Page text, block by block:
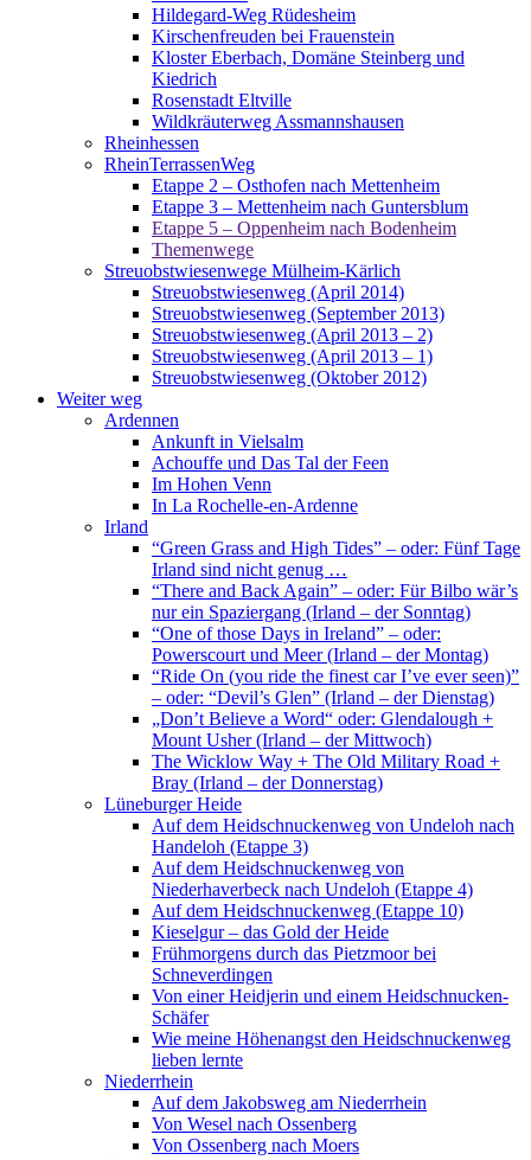
Hildegard-Weg Rüdesheim
Kirschenfreuden bei Frauenstein
Kloster Eberbach, Domäne Steinberg und
Kiedrich
Rosenstadt Eltville
Wildkräuterweg Assmannshausen
Rheinhessen
RheinTerrassenWeg
Etappe 2 – Osthofen nach Mettenheim
Etappe 3 – Mettenheim nach Guntersblum
Etappe 5 – Oppenheim nach Bodenheim
Themenwege
Streuobstwiesenwege Mülheim-Kärlich
Streuobstwiesenweg (April 2014)
Streuobstwiesenweg (September 2013)
Streuobstwiesenweg (April 2013 – 2)
Streuobstwiesenweg (April 2013 – 1)
Streuobstwiesenweg (Oktober 2012)
Weiter weg
Ardennen
Ankunft in Vielsalm
Achouffe und Das Tal der Feen
Im Hohen Venn
In La Rochelle-en-Ardenne
Irland
“Green Grass and High Tides” – oder: Fünf Tage
Irland sind nicht genug …
“There and Back Again” – oder: Für Bilbo wär’s
nur ein Spaziergang (Irland – der Sonntag)
“One of those Days in Ireland” – oder:
Powerscourt und Meer (Irland – der Montag)
“Ride On (you ride the finest car I’ve ever seen)”
– oder: “Devil’s Glen” (Irland – der Dienstag)
„Don’t Believe a Word“ oder: Glendalough +
Mount Usher (Irland – der Mittwoch)
The Wicklow Way + The Old Military Road +
Bray (Irland – der Donnerstag)
Lüneburger Heide
Auf dem Heidschnuckenweg von Undeloh nach
Handeloh (Etappe 3)
Auf dem Heidschnuckenweg von
Niederhaverbeck nach Undeloh (Etappe 4)
Auf dem Heidschnuckenweg (Etappe 10)
Kieselgur – das Gold der Heide
Frühmorgens durch das Pietzmoor bei
Schneverdingen
Von einer Heidjerin und einem Heidschnucken-
Schäfer
Wie meine Höhenangst den Heidschnuckenweg
lieben lernte
Niederrhein
Auf dem Jakobsweg am Niederrhein
Von Wesel nach Ossenberg
Von Ossenberg nach Moers